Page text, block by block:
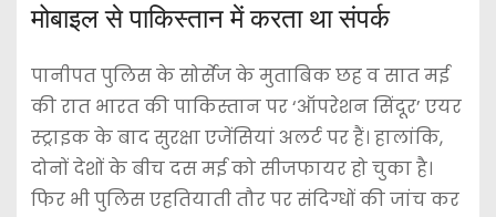
मोबाइल से पाकिस्तान में करता था संपर्क
पानीपत पुलिस के सोर्सेज के मुताबिक छह व सात मई
की रात भारत की पाकिस्तान पर ‘ऑपरेशन सिंदूर’ एयर
स्ट्राइक के बाद सुरक्षा एजेंसियां अलर्ट पर हैं। हालांकि,
दोनों देशों के बीच दस मई को सीजफायर हो चुका है।
फिर भी पुलिस एहतियाती तौर पर संदिग्धों की जांच कर